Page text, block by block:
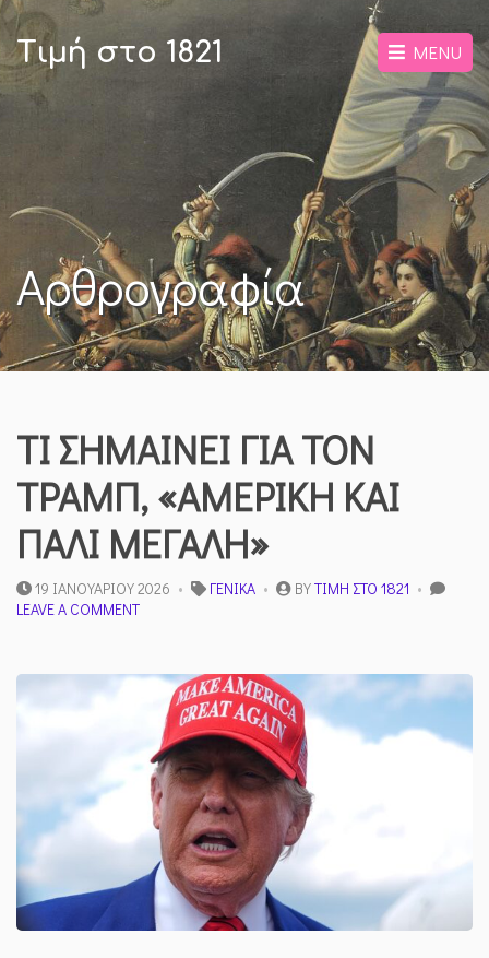
Τιμή στο 1821 MENU
Αρθρογραφία
ΤΙ ΣΗΜΑΙΝΕΙ ΓΙΑ ΤΟΝ
ΤΡΑΜΠ, «ΑΜΕΡΙΚΗ ΚΑΙ
ΠΑΛΙ ΜΕΓΑΛΗ»
19 ΙΑΝΟΥΑΡΊΟΥ 2026 ΓΕΝΙΚΆ BYΤΙΜΉ ΣΤΟ 1821
LEAVE A COMMENTON
ΓΙΑ
ΤΡΑΜΠ,
«ΑΜΕΡΙΚΗ
ΚΑΙ
ΠΑΛΙ
ΜΕΓΑΛΗ»